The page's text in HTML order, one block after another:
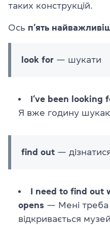
таких конструкцій.
Ось п’ять
look for — шукати
I’ve been looking
Я вже годину
find out —
I need to find out
opens — Мені треба
відкривається музей.